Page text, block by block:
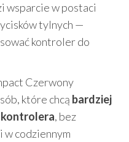
wsparcie w postaci
tylnych —
kontroler do
Czerwony
które chcą bardziej
, bez
w codziennym